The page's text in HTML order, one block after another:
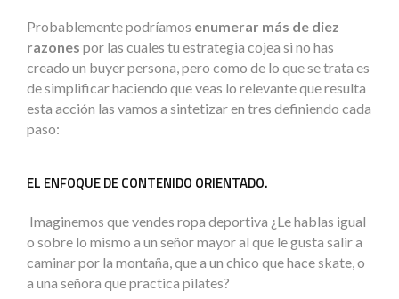
Probablemente podríamos enumerar más de diez
razones por las cuales tu estrategia cojea si no has
creado un buyer persona, pero como de lo que se trata es
de simplificar haciendo que veas lo relevante que resulta
esta acción las vamos a sintetizar en tres definiendo cada
paso:
EL ENFOQUE DE CONTENIDO ORIENTADO.
Imaginemos que vendes ropa deportiva ¿Le hablas igual
o sobre lo mismo a un señor mayor al que le gusta salir a
caminar por la montaña, que a un chico que hace skate, o
a una señora que practica pilates?